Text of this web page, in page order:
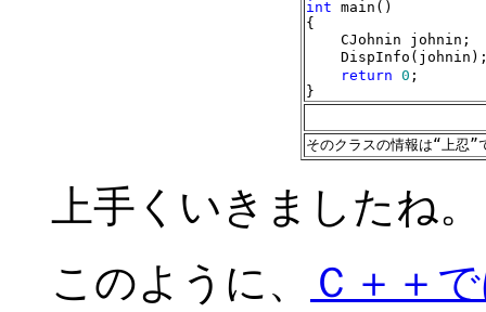
int main()
{
    CJohnin johnin;
return 0 ;
}
そのクラスの情報は“上忍”
上手くいきましたね。
このように、
Ｃ＋＋